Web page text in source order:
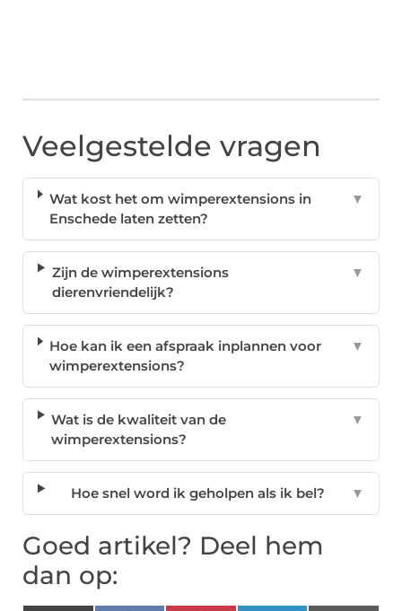
Veelgestelde vragen
Wat kost het om wimperextensions in
Enschede laten zetten?
▼
Zijn de wimperextensions
dierenvriendelijk?
▼
Hoe kan ik een afspraak inplannen voor
wimperextensions?
▼
Wat is de kwaliteit van de
wimperextensions?
▼
Hoe snel word ik geholpen als ik bel? ▼
Goed artikel? Deel hem
dan op: